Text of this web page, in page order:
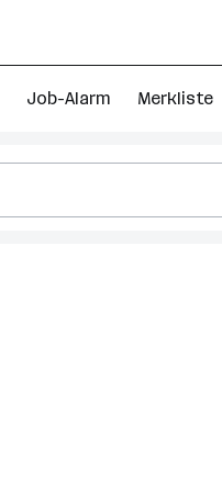
Job-Alarm Merkliste